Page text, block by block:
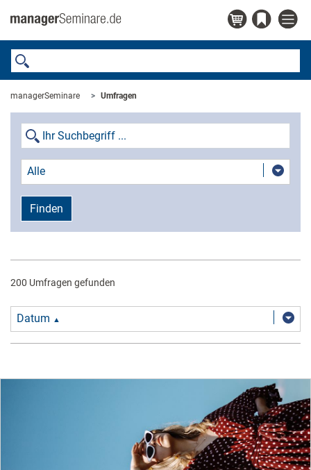
managerSeminare Umfragen
Alle
Finden
200 Umfragen gefunden
Datum ▲